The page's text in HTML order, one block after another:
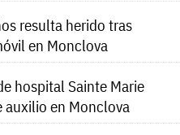
resulta herido tras
en Monclova
hospital Sainte Marie
auxilio en Monclova